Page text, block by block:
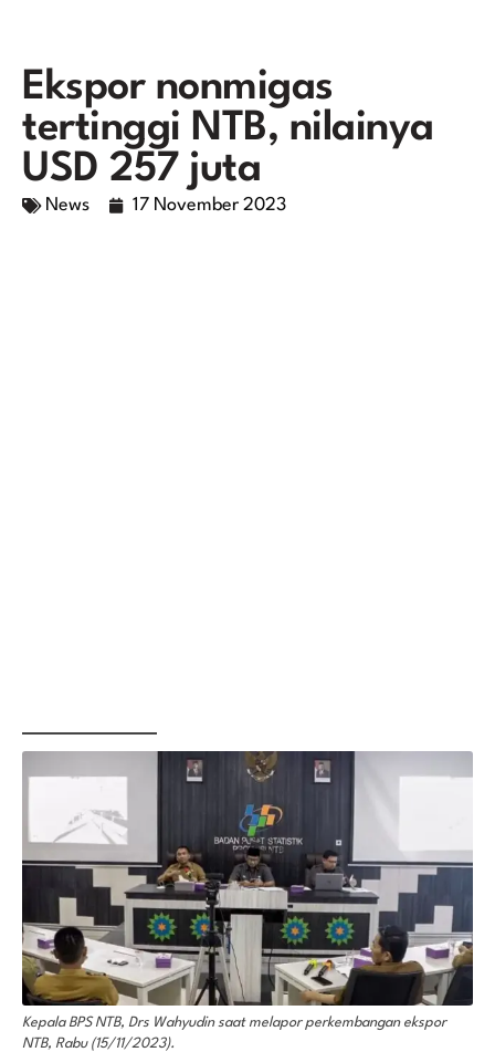
Ekspor nonmigas
tertinggi NTB, nilainya
USD 257 juta
News 17 November 2023
Kepala BPS NTB, Drs Wahyudin saat melapor perkembangan ekspor
NTB, Rabu (15/11/2023).